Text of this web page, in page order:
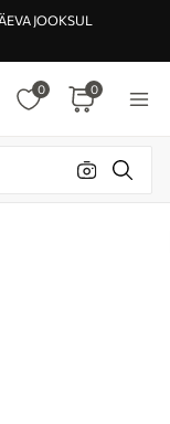
JOOKSUL
0 0